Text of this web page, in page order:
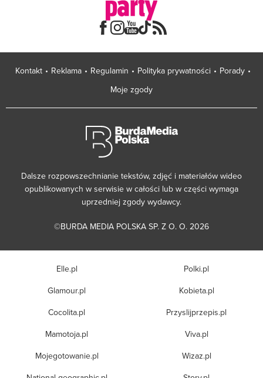
Kontakt Reklama Regulamin Polityka prywatności
Porady
Moje zgody
Dalsze rozpowszechnianie tekstów, zdjęć i materiałów wideo
opublikowanych w serwisie w całości lub w części wymaga
uprzedniej zgody wydawcy.
©BURDA MEDIA POLSKA SP. Z O. O. 2026
Elle.pl
Glamour.pl
Cocolita.pl
Mamotoja.pl
Mojegotowanie.pl
Polki.pl
Kobieta.pl
Przyslijprzepis.pl
Viva.pl
Wizaz.pl